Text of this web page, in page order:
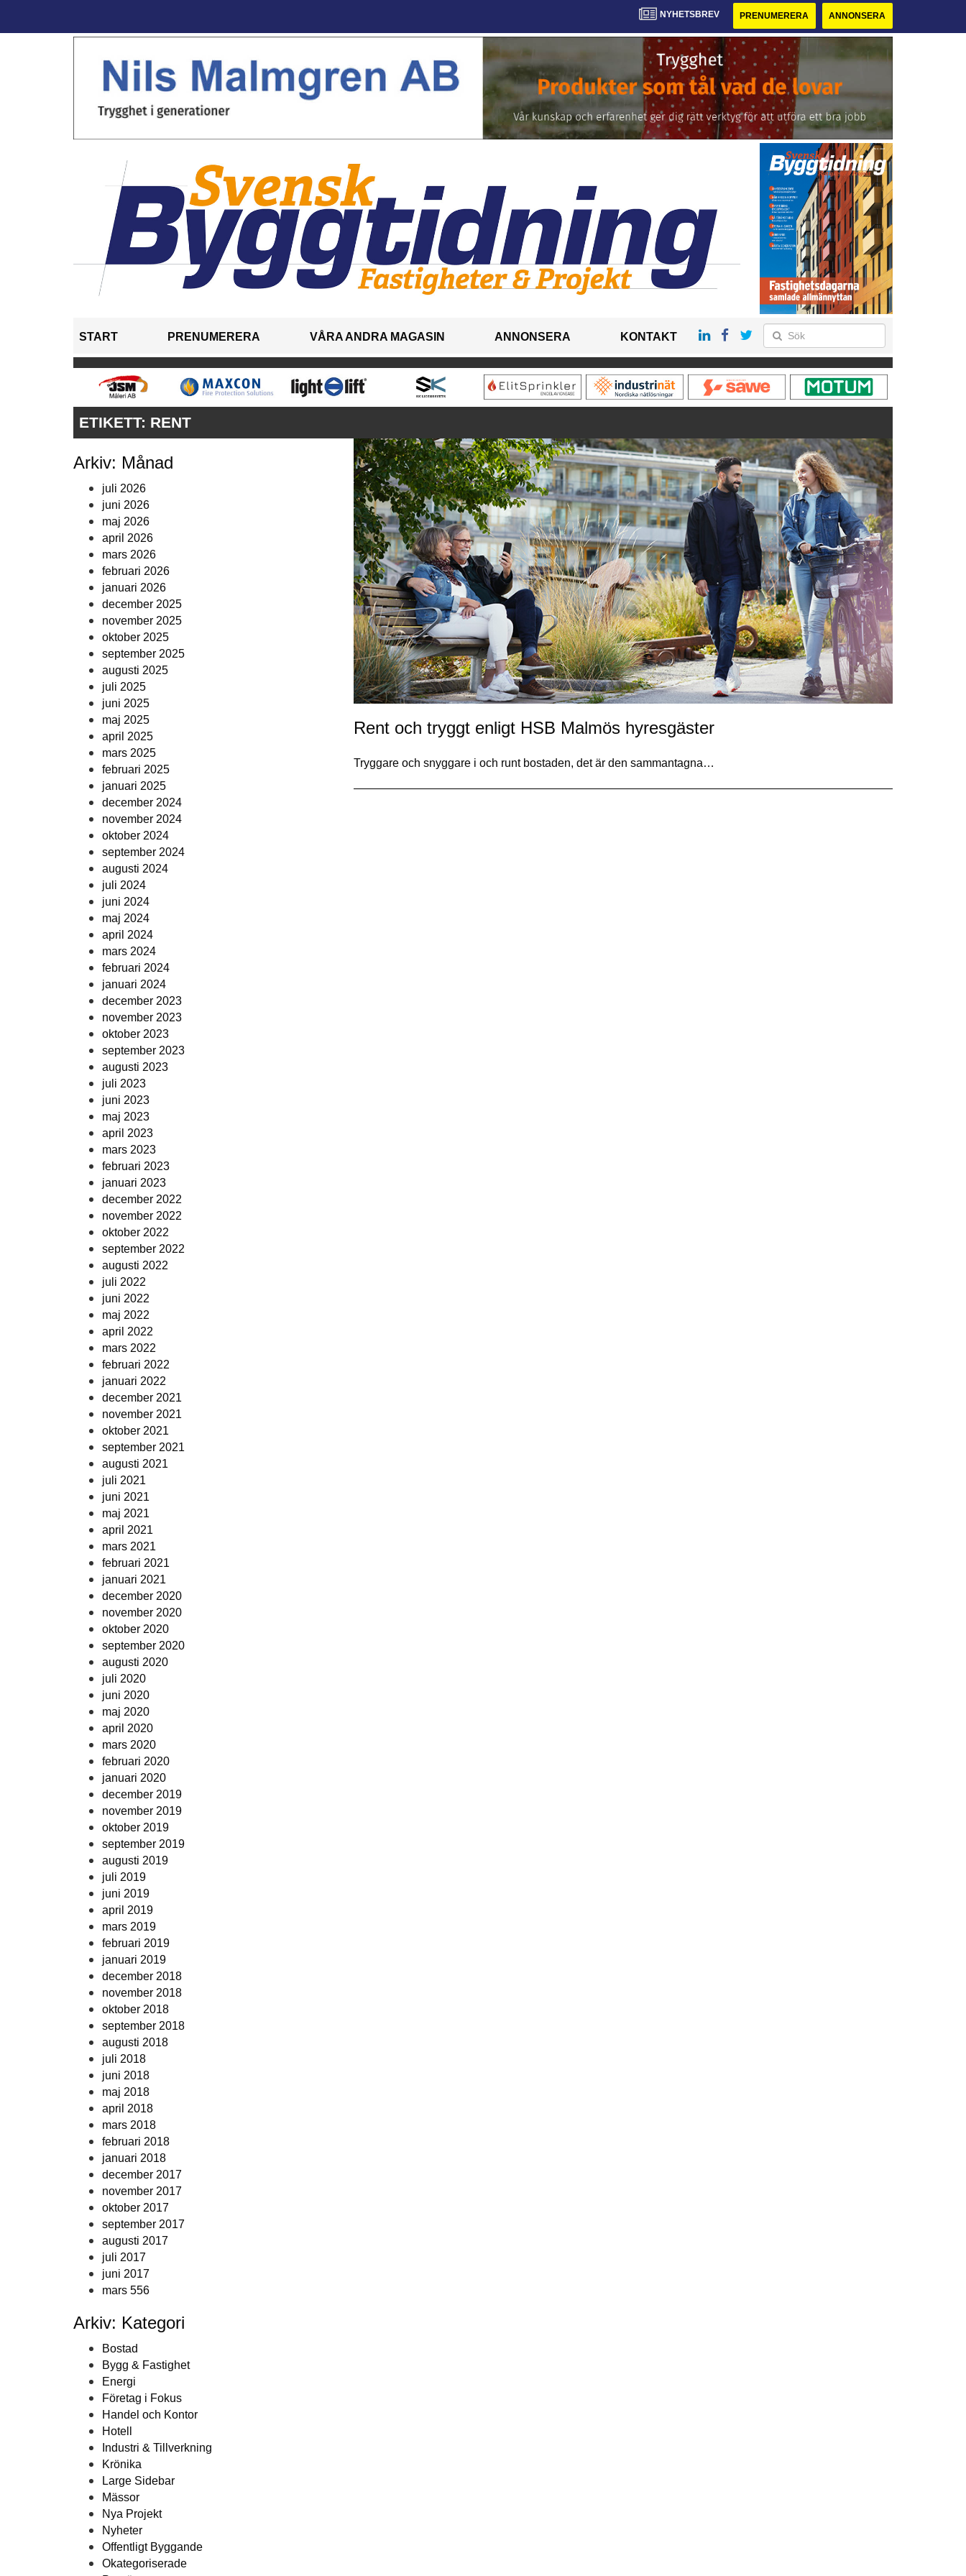
NYHETSBREV PRENUMERERA ANNONSERA
START PRENUMERERA VÅRA ANDRA MAGASIN ANNONSERA KONTAKT
ETIKETT: RENT
Arkiv: Månad
juli 2026
juni 2026
maj 2026
april 2026
mars 2026
februari 2026
januari 2026
december 2025
november 2025
oktober 2025
september 2025
augusti 2025
juli 2025
juni 2025
maj 2025
april 2025
mars 2025
februari 2025
januari 2025
december 2024
november 2024
oktober 2024
september 2024
augusti 2024
juli 2024
juni 2024
maj 2024
april 2024
mars 2024
februari 2024
januari 2024
december 2023
november 2023
oktober 2023
september 2023
augusti 2023
juli 2023
juni 2023
maj 2023
april 2023
mars 2023
februari 2023
januari 2023
december 2022
november 2022
oktober 2022
september 2022
augusti 2022
juli 2022
juni 2022
maj 2022
april 2022
mars 2022
februari 2022
januari 2022
december 2021
november 2021
oktober 2021
september 2021
augusti 2021
juli 2021
juni 2021
maj 2021
april 2021
mars 2021
februari 2021
januari 2021
december 2020
november 2020
oktober 2020
september 2020
augusti 2020
juli 2020
juni 2020
maj 2020
april 2020
mars 2020
februari 2020
januari 2020
december 2019
november 2019
oktober 2019
september 2019
augusti 2019
juli 2019
juni 2019
april 2019
mars 2019
februari 2019
januari 2019
december 2018
november 2018
oktober 2018
september 2018
augusti 2018
juli 2018
juni 2018
maj 2018
april 2018
mars 2018
februari 2018
januari 2018
december 2017
november 2017
oktober 2017
september 2017
augusti 2017
juli 2017
juni 2017
mars 556
Arkiv: Kategori
Bostad
Bygg & Fastighet
Energi
Företag i Fokus
Handel och Kontor
Hotell
Industri & Tillverkning
Krönika
Large Sidebar
Mässor
Nya Projekt
Nyheter
Offentligt Byggande
Okategoriserade
Rent och tryggt enligt HSB Malmös hyresgäster
Tryggare och snyggare i och runt bostaden, det är den sammantagna…